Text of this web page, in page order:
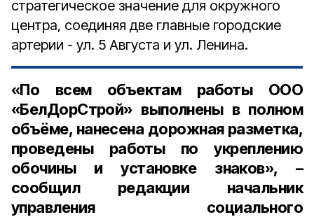
стратегическое значение для окружного
центра, соединяя две главные городские
артерии - ул. 5 Августа и ул. Ленина.
«По всем объектам работы ООО
«БелДорСтрой» выполнены в полном
объёме, нанесена дорожная разметка,
проведены работы по укреплению
обочины и установке знаков», –
сообщил редакции начальник
управления социального